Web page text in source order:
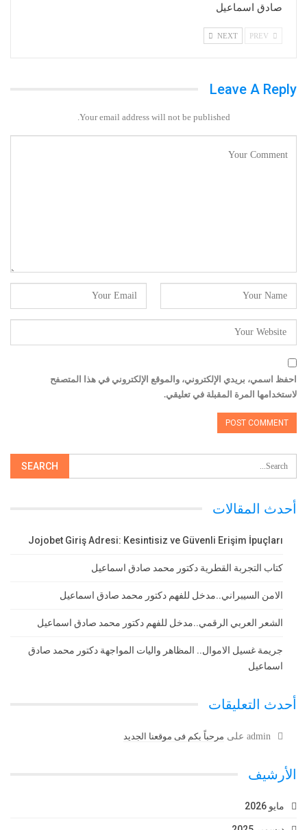
صادق اسماعيل
NEXT
Leave A Reply
Your email address will not be published.
احفظ اسمي، بريدي الإلكتروني، والموقع الإلكتروني في هذا المتصفح
لاستخدامها المرة المقبلة في تعليقي.
أحدث المقالات
Jojobet Giriş Adresi: Kesintisiz ve Güvenli Erişim İpuçları
كتاب التجربة القطرية دكتور محمد صادق اسماعيل
الامن السيبراني..مدخل للفهم دكتور محمد صادق اسماعيل
الشعر العربي الرقمي..مدخل للفهم دكتور محمد صادق اسماعيل
جريمة غسيل الاموال.. المظاهر واليات المواجهة دكتور محمد صادق
اسماعيل
أحدث التعليقات
admin على مرحباً بكم فى موقعنا الجديد
الأرشيف
مايو 2026